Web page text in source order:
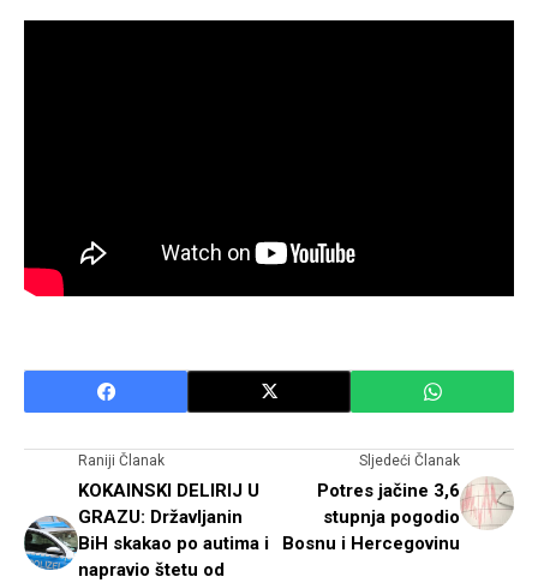
Raniji Članak
KOKAINSKI DELIRIJ U
GRAZU: Državljanin
BiH skakao po autima i
napravio štetu od
Sljedeći Članak
Potres jačine 3,6
stupnja pogodio
Bosnu i Hercegovinu